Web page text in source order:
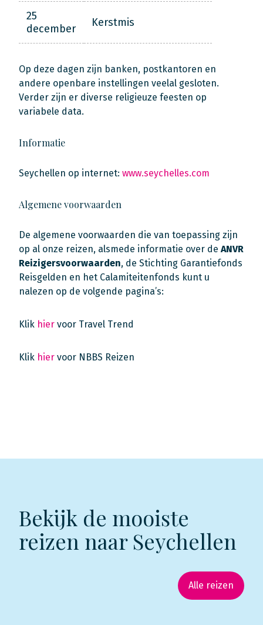
25
december
Kerstmis
Op deze dagen zijn banken, postkantoren en
andere openbare instellingen veelal gesloten.
Verder zijn er diverse religieuze feesten op
variabele data.
Informatie
Seychellen op internet: www.seychelles.com
Algemene voorwaarden
De algemene voorwaarden die van toepassing zijn
op al onze reizen, alsmede informatie over de ANVR
Reizigersvoorwaarden, de Stichting Garantiefonds
Reisgelden en het Calamiteitenfonds kunt u
nalezen op de volgende pagina’s:
Klik hier voor Travel Trend
Klik hier voor NBBS Reizen
Bekijk de mooiste
reizen naar Seychellen
Alle reizen